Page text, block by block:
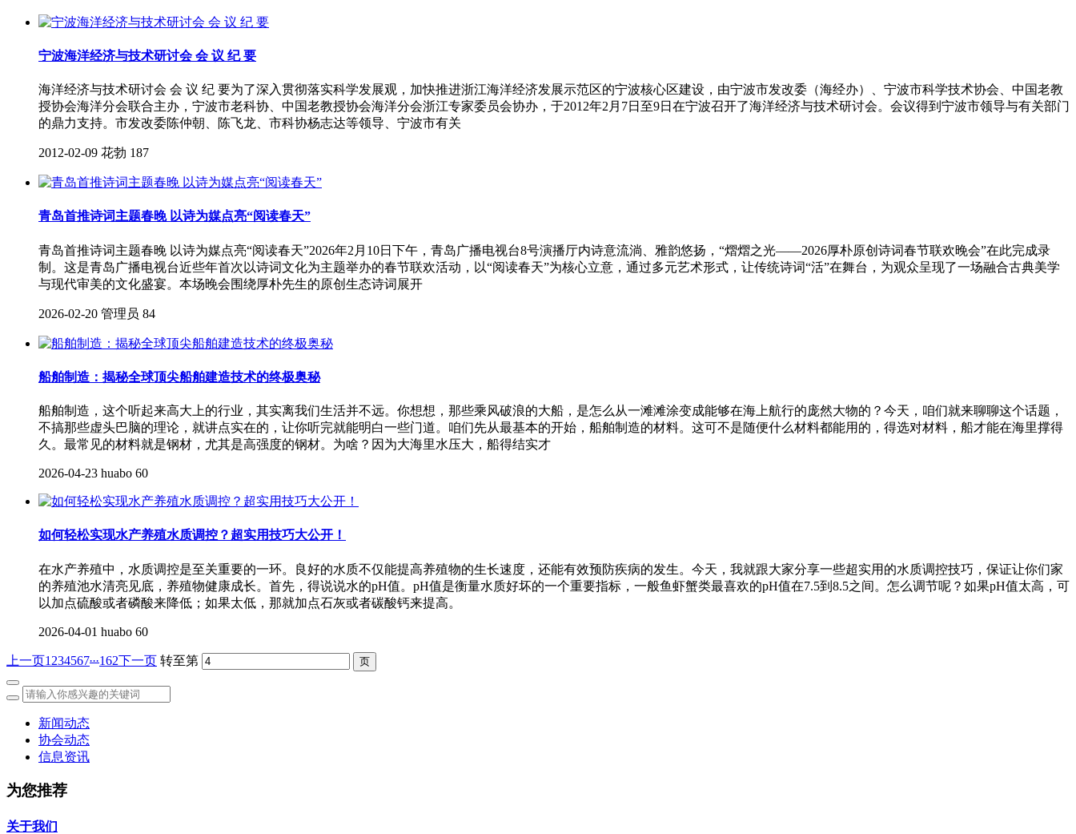
宁波海洋经济与技术研讨会 会 议 纪 要
海洋经济与技术研讨会 会 议 纪 要为了深入贯彻落实科学发展观，加快推进浙江海洋经济发展示范区的宁波核心区建设，由宁波市发改委（海经办）、宁波市科学技术协会、中国老教
授协会海洋分会联合主办，宁波市老科协、中国老教授协会海洋分会浙江专家委员会协办，于2012年2月7日至9日在宁波召开了海洋经济与技术研讨会。会议得到宁波市领导与有关部门
的鼎力支持。市发改委陈仲朝、陈飞龙、市科协杨志达等领导、宁波市有关
2012-02-09 花勃 187
青岛首推诗词主题春晚 以诗为媒点亮“阅读春天”
青岛首推诗词主题春晚 以诗为媒点亮“阅读春天”2026年2月10日下午，青岛广播电视台8号演播厅内诗意流淌、雅韵悠扬，“熠熠之光——2026厚朴原创诗词春节联欢晚会”在此完成录
制。这是青岛广播电视台近些年首次以诗词文化为主题举办的春节联欢活动，以“阅读春天”为核心立意，通过多元艺术形式，让传统诗词“活”在舞台，为观众呈现了一场融合古典美学
与现代审美的文化盛宴。本场晚会围绕厚朴先生的原创生态诗词展开
2026-02-20 管理员 84
船舶制造：揭秘全球顶尖船舶建造技术的终极奥秘
船舶制造，这个听起来高大上的行业，其实离我们生活并不远。你想想，那些乘风破浪的大船，是怎么从一滩滩涂变成能够在海上航行的庞然大物的？今天，咱们就来聊聊这个话题，
不搞那些虚头巴脑的理论，就讲点实在的，让你听完就能明白一些门道。咱们先从最基本的开始，船舶制造的材料。这可不是随便什么材料都能用的，得选对材料，船才能在海里撑得
久。最常见的材料就是钢材，尤其是高强度的钢材。为啥？因为大海里水压大，船得结实才
2026-04-23 huabo 60
如何轻松实现水产养殖水质调控？超实用技巧大公开！
在水产养殖中，水质调控是至关重要的一环。良好的水质不仅能提高养殖物的生长速度，还能有效预防疾病的发生。今天，我就跟大家分享一些超实用的水质调控技巧，保证让你们家
的养殖池水清亮见底，养殖物健康成长。首先，得说说水的pH值。pH值是衡量水质好坏的一个重要指标，一般鱼虾蟹类最喜欢的pH值在7.5到8.5之间。怎么调节呢？如果pH值太高，可
以加点硫酸或者磷酸来降低；如果太低，那就加点石灰或者碳酸钙来提高。
2026-04-01 huabo 60
上一页1 234567...162下一页 转至第
新闻动态
协会动态
信息资讯
为您推荐
关于我们